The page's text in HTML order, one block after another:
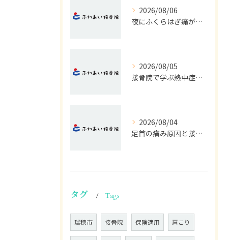
2026/08/06
夜にふくらはぎ痛がつらい原因と対処法
2026/08/05
接骨院で学ぶ熱中症の早期発見サイン
2026/08/04
足首の痛み原因と接骨院の対処法
タグ Tags
瑞穂市 接骨院 保険適用 肩こり